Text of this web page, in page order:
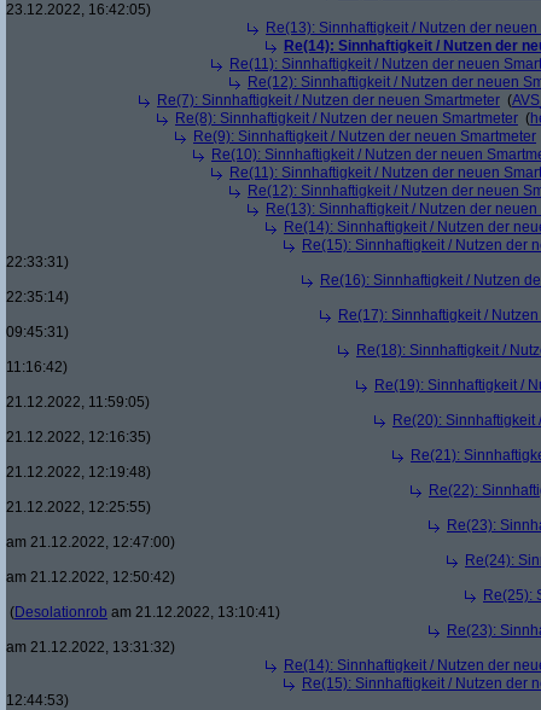
23.12.2022, 16:42:05)
Re(13): Sinnhaftigkeit / Nutzen der neuen
Re(14): Sinnhaftigkeit / Nutzen der
Re(11): Sinnhaftigkeit / Nutzen der neuen
Re(12): Sinnhaftigkeit / Nutzen der neuen
Re(7): Sinnhaftigkeit / Nutzen der neuen Smartmeter (
Re(8): Sinnhaftigkeit / Nutzen der neuen Smartmeter (
Re(9): Sinnhaftigkeit / Nutzen der neuen Smartmeter
Re(10): Sinnhaftigkeit / Nutzen der neuen
Re(11): Sinnhaftigkeit / Nutzen der neuen
Re(12): Sinnhaftigkeit / Nutzen der neuen
Re(13): Sinnhaftigkeit / Nutzen der neuen
Re(14): Sinnhaftigkeit / Nutzen der
Re(15): Sinnhaftigkeit / Nutzen der
22:33:31)
Re(16): Sinnhaftigkeit / Nutzen
22:35:14)
Re(17): Sinnhaftigkeit /
09:45:31)
Re(18): Sinnhaftigkeit /
11:16:42)
Re(19): Sinnhaftigkeit /
21.12.2022, 11:59:05)
Re(20): Sinnhaftigkeit
21.12.2022, 12:16:35)
Re(21):
21.12.2022, 12:19:48)
Re(22):
21.12.2022, 12:25:55)
Re(23):
am 21.12.2022, 12:47:00)
Re(24):
am 21.12.2022, 12:50:42)
Re(25):
(Desolationrob am 21.12.2022, 13:10:41)
Re(23):
am 21.12.2022, 13:31:32)
Re(14): Sinnhaftigkeit / Nutzen der
Re(15): Sinnhaftigkeit / Nutzen der
12:44:53)